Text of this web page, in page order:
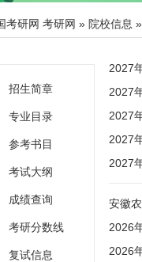
考研网 考研网 » 院校信息 »
招生简章
专业目录
参考书目
考试大纲
成绩查询
考研分数线
复试信息
2027
2027
2027
2027
2027
安徽
2026
2026